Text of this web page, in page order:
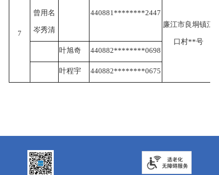
7
曾用名
岑秀清
440881********2447
廉江市良垌镇江
口村**号
叶旭奇 440882********0698
叶程宇 440882********0675